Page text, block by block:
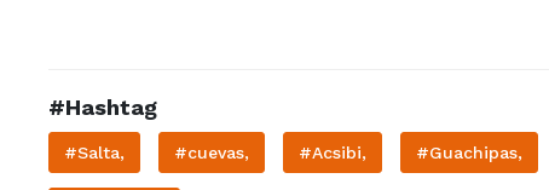
#Hashtag
#Salta, #cuevas, #Acsibi, #Guachipas,